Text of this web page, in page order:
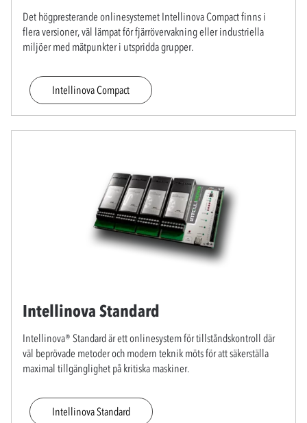
Det högpresterande onlinesystemet Intellinova Compact finns i
flera versioner, väl lämpat för fjärrövervakning eller industriella
miljöer med mätpunkter i utspridda grupper.
Intellinova Compact
Intellinova Standard
Intellinova® Standard är ett onlinesystem för tillståndskontroll där
väl beprövade metoder och modern teknik möts för att säkerställa
maximal tillgänglighet på kritiska maskiner.
Intellinova Standard